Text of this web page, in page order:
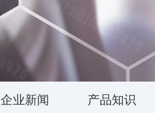
企业新闻 产品知识